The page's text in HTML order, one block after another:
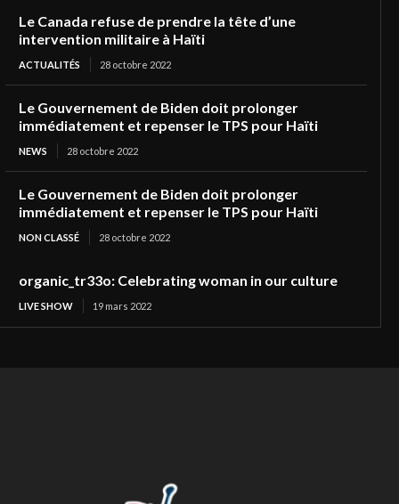
Le Canada refuse de prendre la tête d’une
intervention militaire à Haïti
ACTUALITÉS 28 octobre 2022
Le Gouvernement de Biden doit prolonger
immédiatement et repenser le TPS pour Haïti
NEWS 28 octobre 2022
Le Gouvernement de Biden doit prolonger
immédiatement et repenser le TPS pour Haïti
NON CLASSÉ 28 octobre 2022
organic_tr33o: Celebrating woman in our culture
LIVE SHOW 19 mars 2022